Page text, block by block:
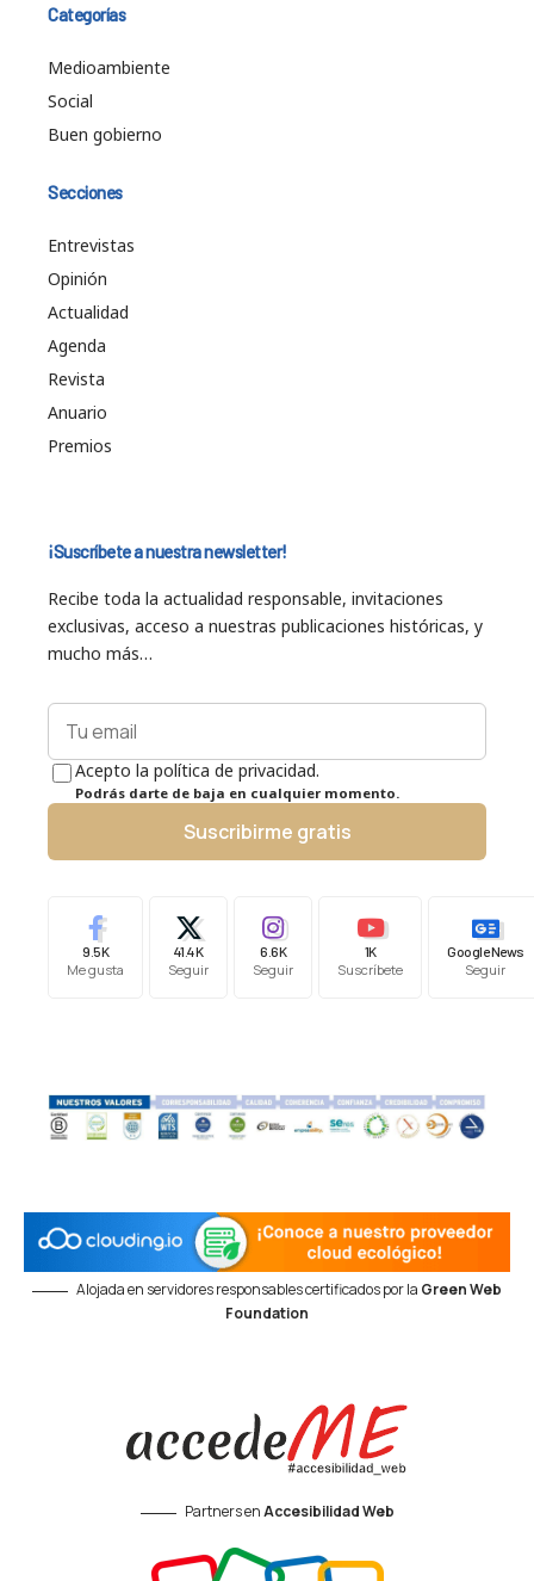
Categorías
Medioambiente
Social
Buen gobierno
Secciones
Entrevistas
Opinión
Actualidad
Agenda
Revista
Anuario
Premios
¡Suscríbete a nuestra newsletter!
Recibe toda la actualidad responsable, invitaciones
exclusivas, acceso a nuestras publicaciones históricas, y
mucho más…
Acepto la política de privacidad.
Podrás darte de baja en cualquier momento.
Suscribirme gratis
9.5K
Me gusta
41.4K
Seguir
6.6K
Seguir
1K
Suscríbete
Google News
Seguir
Alojada en servidores responsables certificados por la Green Web
Foundation
Partners enAccesibilidad Web